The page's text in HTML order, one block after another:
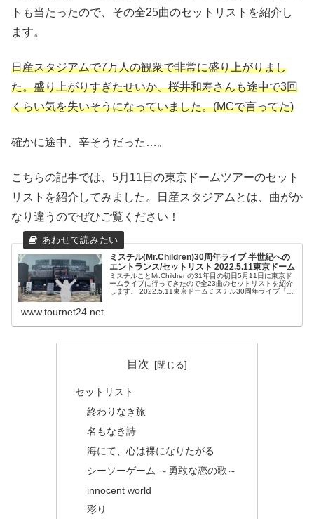
トも当たったので、その全25曲のセットリストを紹介し
ます。
日産スタジアムで7万人の観衆で非常に盛り上がりまし
た。盛り上がりすぎたせいか、桜井和寿さんも途中で3回
くらい気を失いそうになっていました。(MCで言ってた)
確かに途中、辛そうだった…。
こちらの記事では、5月11日の東京ドームツアーのセット
リストを紹介してみました。日産スタジアムとは、曲がか
なり違うのでぜひご覧ください！
ミスチル(Mr.Children)30周年ライブ 半世紀への
エントランス/セットリスト 2022.5.11東京ドーム
ミスチルことMr.Childrenの31年目の初日5月11日に東京ド
ームライブに行ってきたので全23曲のセットリストを紹介
します。 2022.5.11東京ドームミスチル30周年ライブ「半
www.tournet24.net
目次
セットリスト
終わりなき旅
名もなき詩
海にて、心は裸になりたがる
シーソーゲーム ～勇敢な恋の歌～
innocent world
彩り